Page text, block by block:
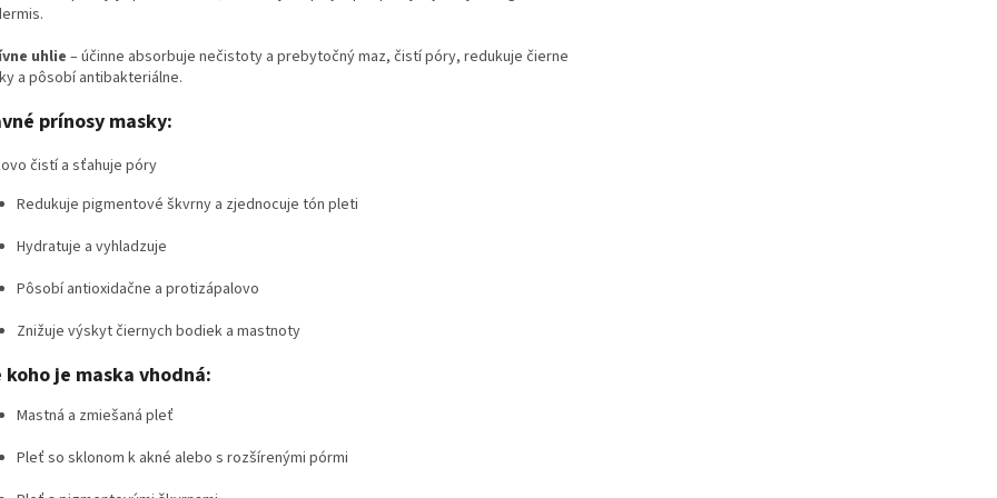
uhlie – účinne absorbuje nečistoty a prebytočný maz, čistí póry, redukuje čierne
a pôsobí antibakteriálne.
prínosy masky:
čistí a sťahuje póry
Redukuje pigmentové škvrny a zjednocuje tón pleti
Hydratuje a vyhladzuje
Pôsobí antioxidačne a protizápalovo
Znižuje výskyt čiernych bodiek a mastnoty
koho je maska vhodná:
Mastná a zmiešaná pleť
Pleť so sklonom k akné alebo s rozšírenými pórmi